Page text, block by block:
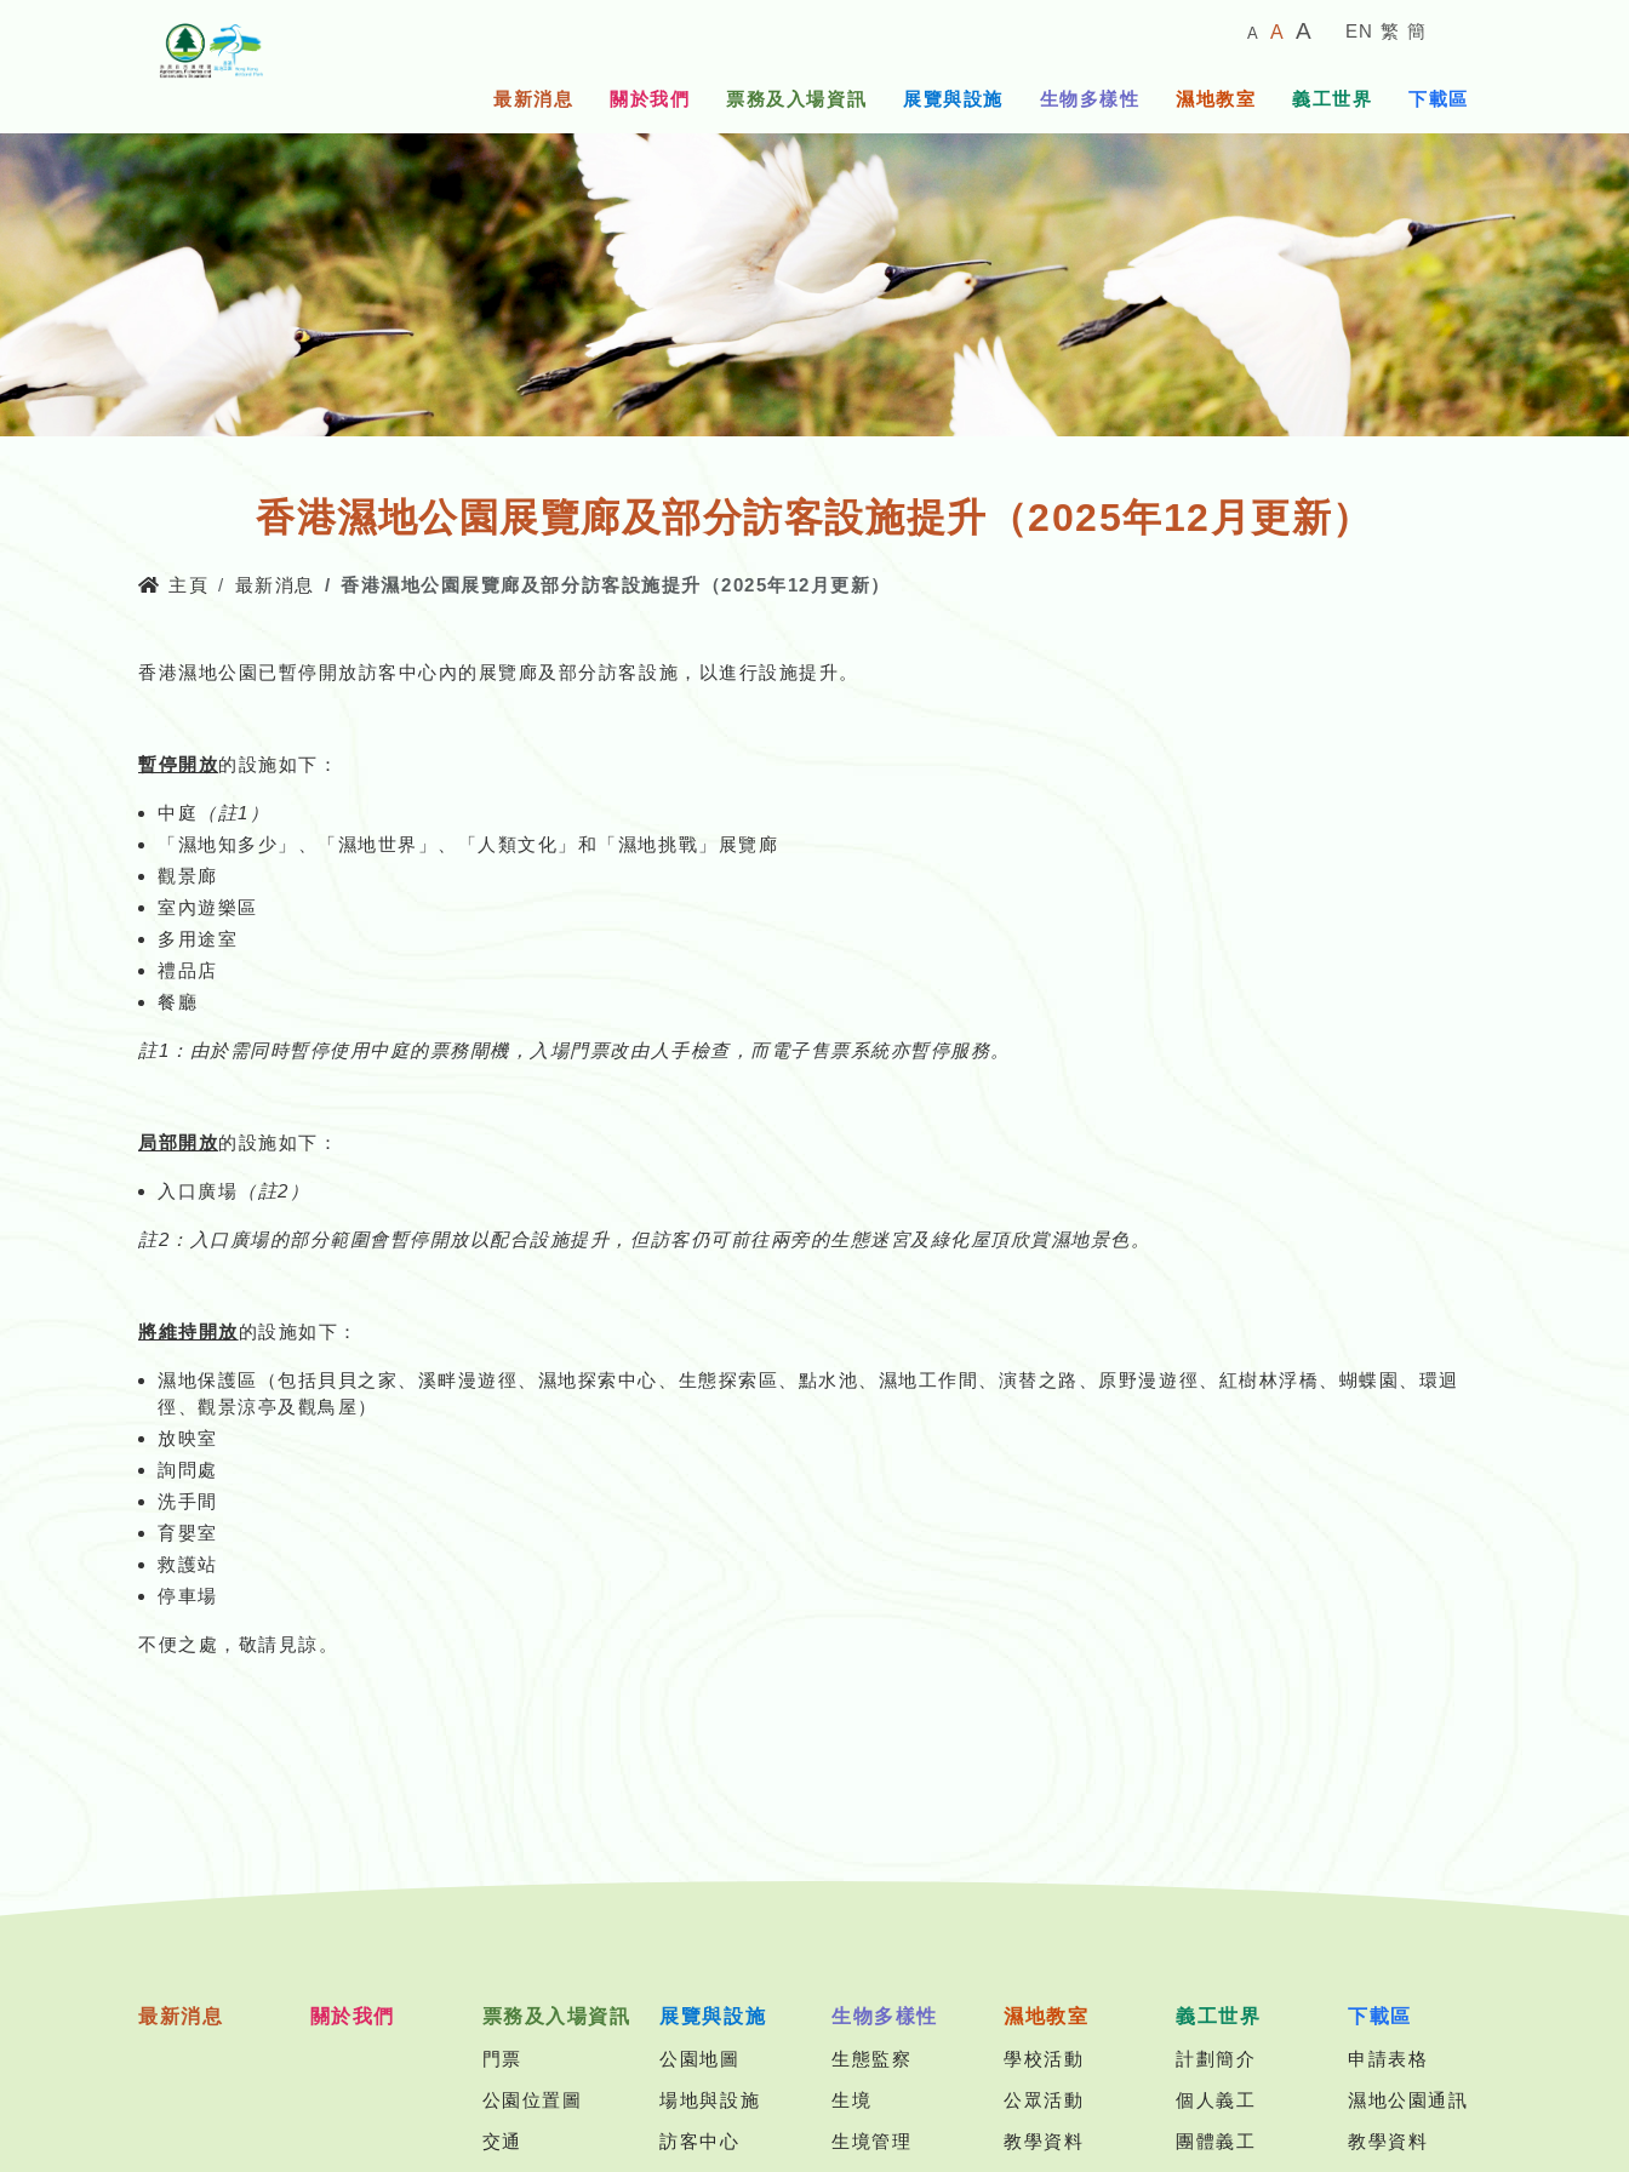
A
較
A
預
字
體
小
A
的
字
EN 繁 簡
最新消息 關於我們 票務及入場資訊 展覽與設施 生物多樣性 濕地教室 義工世界 下載區
香港濕地公園展覽廊及部分訪客設施提升（2025年12月更新）
主頁 最新消息 香港濕地公園展覽廊及部分訪客設施提升（2025年12月更新）
香港濕地公園已暫停開放訪客中心內的展覽廊及部分訪客設施，以進行設施提升。
暫停開放的設施如下：
中庭
（註1）
「濕地知多少」、「濕地世界」、「人類文化」和「濕地挑戰」展覽廊
觀景廊
室內遊樂區
多用途室
禮品店
餐廳
註1：由於需同時暫停使用中庭的票務閘機，入場門票改由人手檢查，而電子售票系統亦暫停服務。
局部開放的設施如下：
入口廣場 （註2）
註2：入口廣場的部分範圍會暫停開放以配合設施提升，但訪客仍可前往兩旁的生態迷宮及綠化屋頂欣賞濕地景色。
將維持開放的設施如下：
濕地保護區（包括貝貝之家、溪畔漫遊徑、濕地探索中心、生態探索區、點水池、濕地工作間、演替之路、原野漫遊徑、紅樹林浮橋、蝴蝶園、環迴
徑、觀景涼亭及觀鳥屋）
放映室
詢問處
洗手間
育嬰室
救護站
停車場
不便之處，敬請見諒。
最新消息 關於我們 票務及入場資訊
門票
公園位置圖
交通
展覽與設施
公園地圖
場地與設施
訪客中心
生物多樣性
生態監察
生境
生境管理
濕地教室
學校活動
公眾活動
教學資料
義工世界
計劃簡介
個人義工
團體義工
下載區
申請表格
濕地公園通訊
教學資料